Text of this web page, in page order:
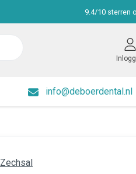
9.4/10 sterren
info@deboerdental.nl
Zechsal